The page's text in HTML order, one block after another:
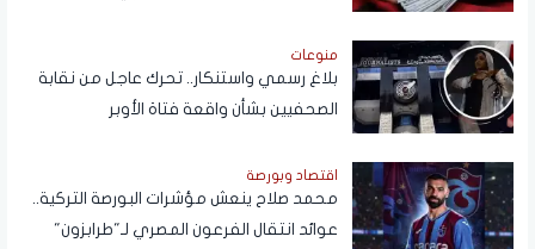
منوعات
بلاغ رسمي واستنكار.. تحرك عاجل من نقابة
الصحفيين بشأن واقعة فتاة الأوبر
اقتصاد وبورصة
محمد صلاح ينعش مؤشرات البورصة التركية..
عوائد انتقال الفرعون المصري لـ"طرابزون"